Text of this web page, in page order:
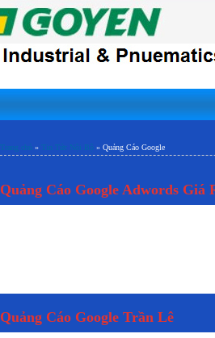
Trang chủ » Tin Tức Nội Bộ » Quảng Cáo Google
Quảng Cáo Google Adwords Giá
Quảng Cáo Google Trần Lê